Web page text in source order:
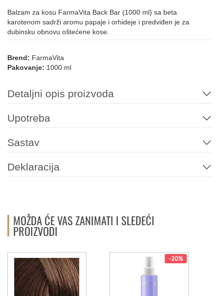
Balzam za kosu FarmaVita Back Bar (1000 ml) sa beta
karotenom sadrži aromu papaje i orhideje i predviđen je za
dubinsku obnovu oštećene kose.
Brend: FarmaVita
Pakovanje: 1000 ml
Detaljni opis proizvoda
Upotreba
Sastav
Deklaracija
MOŽDA ĆE VAS ZANIMATI I SLEDEĆI
PROIZVODI
-20%